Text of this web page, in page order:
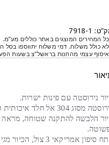
7918-1
המחירים המוצגים באתר כוללים מע”מ.
כולל משלוח. דמי משלוח יתווספו בסל
עצמי מהחנות בראשל”צ בשעות
נירוסטה עם פינות ישרות.
מסוג 304 אל חלד איכותית ועמידה גם בתנאי חוץ
הלבשה להתקנה שטוחה, מראה
.
פתח סיפון